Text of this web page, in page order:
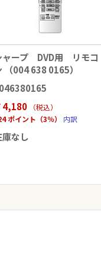
ャープ DVD用 リモコ
（004 638 0165）
4,180
（税込）
ポイント（3％）
内訳
庫なし